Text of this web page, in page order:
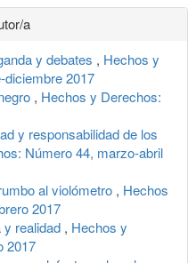
a
y debates , Hechos y
2017
, Hechos y Derechos:
y responsabilidad de los
Número 44, marzo-abril
al violómetro , Hechos
2017
y realidad , Hechos y
2017